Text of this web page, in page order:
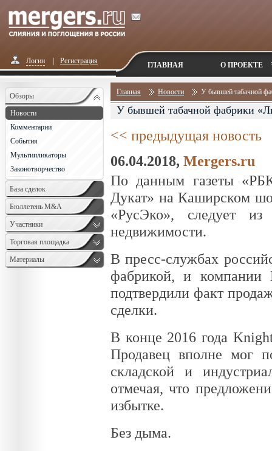
Логин Регистрация ГЛАВНАЯ О ПРОЕКТЕ
Обзоры
Новости
Комментарии
События
Мультипликаторы
Законотворчество
База сделок
Бюллетень M&A
Monthly
Участники
Торговая площадка
Материалы
Главная Новости У бывшей табачной
У бывшей табачной фабрики
<< предыдущая новость
06.04.2018, Mergers.ru
По данным газеты
Дукат» на Каширском
«РусЭко», следует из
недвижимости.
В пресс-службах
фабрикой, и компании
подтвердили факт
сделки.
В конце 2016 года
Продавец вполне мог
складской и
отмечая, что
избытке.
Без дыма.